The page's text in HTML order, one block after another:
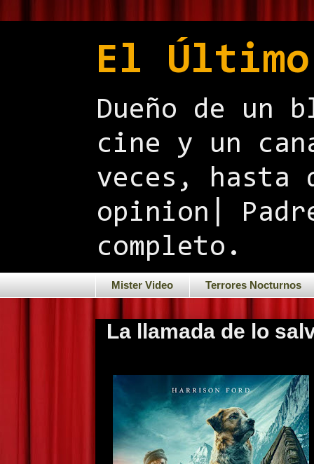
El
Dueño de un
cine y un
veces, hasta
opinion|
completo.
Mister Video Terrores Nocturnos
La llamada de lo